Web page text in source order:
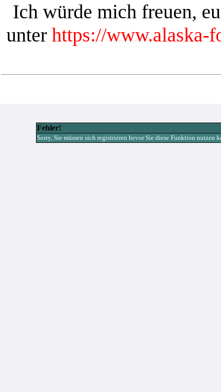
Ich würde mich freuen,
unter https://www.alaska-
Fehler!
Sorry, Sie müssen sich registrieren bevor Sie diese Funktion nutzen